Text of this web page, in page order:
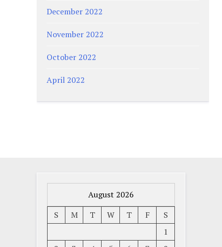
December 2022
November 2022
October 2022
April 2022
August 2026
S
M T W T F
S
1